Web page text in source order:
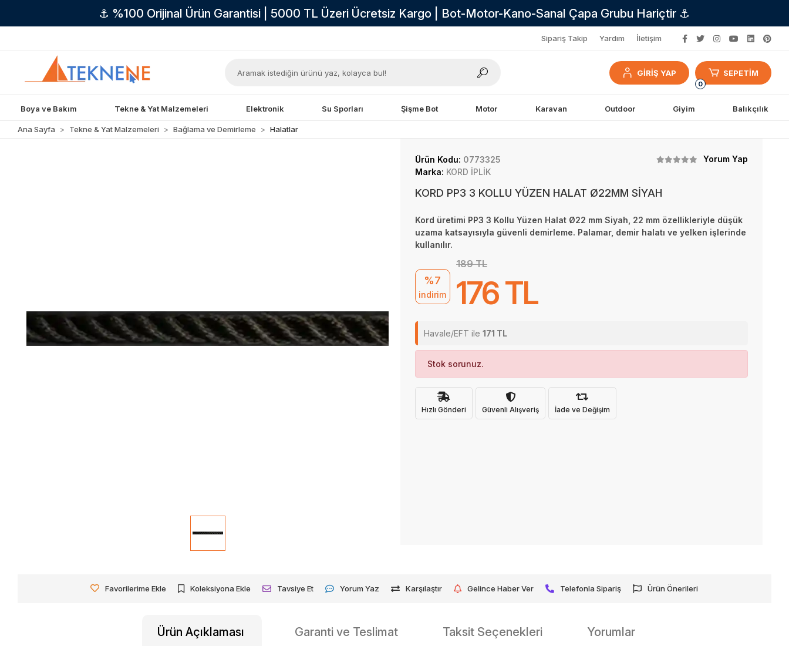
⚓ %100 Orijinal Ürün Garantisi | 5000 TL Üzeri Ücretsiz Kargo | Bot-Motor-Kano-Sanal Çapa Grubu Hariçtir ⚓
Sipariş Takip Yardım İletişim
GİRİŞ YAP
0
SEPETİM
Boya ve Bakım Tekne & Yat Malzemeleri Elektronik Su Sporları Şişme Bot Motor Karavan Outdoor Giyim Balıkçılık
Ana Sayfa Tekne & Yat Malzemeleri Bağlama ve Demirleme Halatlar
Ürün Kodu: 0773325
Yorum Yap
Marka: KORD İPLİK
KORD PP3 3 KOLLU YÜZEN HALAT Ø22MM SİYAH
Kord üretimi PP3 3 Kollu Yüzen Halat Ø22 mm Siyah, 22 mm özellikleriyle düşük
uzama katsayısıyla güvenli demirleme. Palamar, demir halatı ve yelken işlerinde
kullanılır.
%7
indirim
189 TL
176 TL
Havale/EFT ile 171 TL
Stok sorunuz.
Hızlı Gönderi Güvenli Alışveriş İade ve Değişim
Favorilerime Ekle Koleksiyona Ekle Tavsiye Et Yorum Yaz Karşılaştır Gelince Haber Ver Telefonla Sipariş Ürün Önerileri
Ürün Açıklaması Garanti ve Teslimat Taksit Seçenekleri Yorumlar